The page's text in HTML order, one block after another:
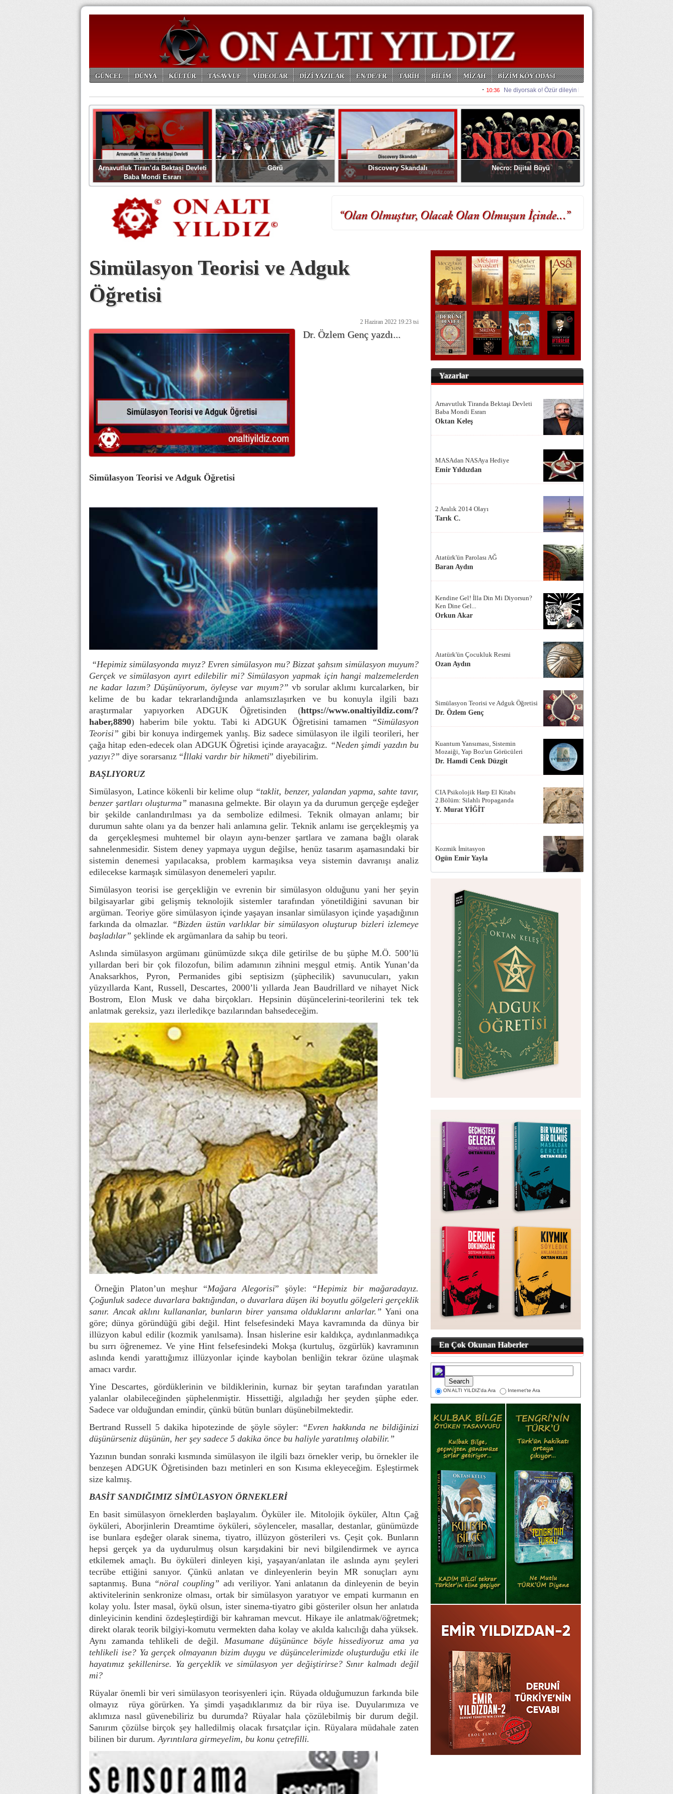
GÜNCEL DÜNYA KÜLTÜR TASAVVUF VİDEOLAR DİZİ YAZILAR EN/DE/FR TARİH BİLİM MİZAH
BİZİM KÖY ODASI
Arnavutluk Tiran’da Bektaşi Devleti
Baba Mondi Esrarı
Görü Discovery Skandalı Necro: Dijital Büyü
Simülasyon Teorisi ve Adguk
Öğretisi
2 Haziran 2022 19:23 tsi
Dr. Özlem Genç yazdı...
Simülasyon Teorisi ve Adguk Öğretisi
“Hepimiz simülasyonda mıyız? Evren simülasyon mu? Bizzat şahsım simülasyon muyum?
Gerçek ve simülasyon ayırt edilebilir mi? Simülasyon yapmak için hangi malzemelerden
ne kadar lazım? Düşünüyorum, öyleyse var mıyım?” vb sorular aklımı kurcalarken, bir
kelime de bu kadar tekrarlandığında anlamsızlaşırken ve bu konuyla ilgili bazı
araştırmalar yapıyorken ADGUK Öğretisinden (https://www.onaltiyildiz.com/?
haber,8890) haberim bile yoktu. Tabi ki ADGUK Öğretisini tamamen “Simülasyon
Teorisi” gibi bir konuya indirgemek yanlış. Biz sadece simülasyon ile ilgili teorileri, her
çağa hitap eden-edecek olan ADGUK Öğretisi içinde arayacağız. “Neden şimdi yazdın bu
yazıyı?” diye sorarsanız “İllaki vardır bir hikmeti” diyebilirim.
BAŞLIYORUZ
Simülasyon, Latince kökenli bir kelime olup “taklit, benzer, yalandan yapma, sahte tavır,
benzer şartları oluşturma”manasına gelmekte. Bir olayın ya da durumun gerçeğe eşdeğer
bir şekilde canlandırılması ya da sembolize edilmesi. Teknik olmayan anlamı; bir
durumun sahte olanı ya da benzer hali anlamına gelir. Teknik anlamı ise gerçekleşmiş ya
da gerçekleşmesi muhtemel bir olayın aynı-benzer şartlara ve zamana bağlı olarak
sahnelenmesidir. Sistem deney yapmaya uygun değilse, henüz tasarım aşamasındaki bir
sistemin denemesi yapılacaksa, problem karmaşıksa veya sistemin davranışı analiz
edilecekse karmaşık simülasyon denemeleri yapılır.
Simülasyon teorisi ise gerçekliğin ve evrenin bir simülasyon olduğunu yani her şeyin
bilgisayarlar gibi gelişmiş teknolojik sistemler tarafından yönetildiğini savunan bir
argüman. Teoriye göre simülasyon içinde yaşayan insanlar simülasyon içinde yaşadığının
farkında da olmazlar. “Bizden üstün varlıklar bir simülasyon oluşturup bizleri izlemeye
başladılar” şeklinde ek argümanlara da sahip bu teori.
Aslında simülasyon argümanı günümüzde sıkça dile getirilse de bu şüphe M.Ö. 500’lü
yıllardan beri bir çok filozofun, bilim adamının zihnini meşgul etmiş. Antik Yunan’da
Anaksarkhos, Pyron, Permanides gibi septisizm (şüphecilik) savunucuları, yakın
yüzyıllarda Kant, Russell, Descartes, 2000’li yıllarda Jean Baudrillard ve nihayet Nick
Bostrom, Elon Musk ve daha birçokları. Hepsinin düşüncelerini-teorilerini tek tek
anlatmak gereksiz, yazı ilerledikçe bazılarından bahsedeceğim.
Örneğin Platon’un meşhur “Mağara Alegorisi” şöyle: “Hepimiz bir mağaradayız.
Çoğunluk sadece duvarlara baktığından, o duvarlara düşen iki boyutlu gölgeleri gerçeklik
sanır. Ancak aklını kullananlar, bunların birer yansıma olduklarını anlarlar.”Yani ona
göre; dünya göründüğü gibi değil. Hint felsefesindeki Maya kavramında da dünya bir
illüzyon kabul edilir (kozmik yanılsama). İnsan hislerine esir kaldıkça, aydınlanmadıkça
bu sırrı öğrenemez. Ve yine Hint felsefesindeki Mokşa (kurtuluş, özgürlük) kavramının
aslında kendi yarattığımız illüzyonlar içinde kaybolan benliğin tekrar özüne ulaşmak
amacı vardır.
Yine Descartes, gördüklerinin ve bildiklerinin, kurnaz bir şeytan tarafından yaratılan
yalanlar olabileceğinden şüphelenmiştir. Hissettiği, algıladığı her şeyden şüphe eder.
Sadece var olduğundan emindir, çünkü bütün bunları düşünebilmektedir.
Bertrand Russell 5 dakika hipotezinde de şöyle söyler: “Evren hakkında ne bildiğinizi
düşünürseniz düşünün, her şey sadece 5 dakika önce bu haliyle yaratılmış olabilir.”
Yazının bundan sonraki kısmında simülasyon ile ilgili bazı örnekler verip, bu örnekler ile
benzeşen ADGUK Öğretisinden bazı metinleri en son Kısıma ekleyeceğim. Eşleştirmek
size kalmış.
BASİT SANDIĞIMIZ SİMÜLASYON ÖRNEKLERİ
En basit simülasyon örneklerden başlayalım. Öyküler ile. Mitolojik öyküler, Altın Çağ
öyküleri, Aborjinlerin Dreamtime öyküleri, söylenceler, masallar, destanlar, günümüzde
ise bunlara eşdeğer olarak sinema, tiyatro, illüzyon gösterileri vs. Çeşit çok. Bunların
hepsi gerçek ya da uydurulmuş olsun karşıdakini bir nevi bilgilendirmek ve ayrıca
etkilemek amaçlı. Bu öyküleri dinleyen kişi, yaşayan/anlatan ile aslında aynı şeyleri
tecrübe ettiğini sanıyor. Çünkü anlatan ve dinleyenlerin beyin MR sonuçları aynı
saptanmış. Buna “nöral coupling” adı veriliyor. Yani anlatanın da dinleyenin de beyin
aktivitelerinin senkronize olması, ortak bir simülasyon yaratıyor ve empati kurmanın en
kolay yolu. İster masal, öykü olsun, ister sinema-tiyatro gibi gösteriler olsun her anlatıda
dinleyicinin kendini özdeşleştirdiği bir kahraman mevcut. Hikaye ile anlatmak/öğretmek;
direkt olarak teorik bilgiyi-komutu vermekten daha kolay ve akılda kalıcılığı daha yüksek.
Aynı zamanda tehlikeli de değil. Masumane düşününce böyle hissediyoruz ama ya
tehlikeli ise? Ya gerçek olmayanın bizim duygu ve düşüncelerimizde oluşturduğu etki ile
hayatımız şekillenirse. Ya gerçeklik ve simülasyon yer değiştirirse? Sınır kalmadı değil
mi?
Rüyalar önemli bir veri simülasyon teorisyenleri için. Rüyada olduğumuzun farkında bile
olmayız rüya görürken. Ya şimdi yaşadıklarımız da bir rüya ise. Duyularımıza ve
aklımıza nasıl güvenebiliriz bu durumda? Rüyalar hala çözülebilmiş bir durum değil.
Sanırım çözülse birçok şey halledilmiş olacak fırsatçılar için. Rüyalara müdahale zaten
bilinen bir durum. Ayrıntılara girmeyelim, bu konu çetrefilli.
Yazarlar
Arnavutluk Tiranda Bektaşi Devleti
Baba Mondi Esrarı
Oktan Keleş
MASAdan NASAya Hediye
Emir Yıldızdan
2 Aralık 2014 Olayı
Tarık C.
Atatürk'ün Parolası AĞ
Baran Aydın
Kendine Gel! İlla Din Mi Diyorsun?
Ken Dine Gel...
Orkun Akar
Atatürk'ün Çocukluk Resmi
Ozan Aydın
Simülasyon Teorisi ve Adguk Öğretisi
Dr. Özlem Genç
Kuantum Yansıması, Sistemin
Mozaiği, Yap Boz'un Görücüleri
Dr. Hamdi Cenk Düzgit
CIA Psikolojik Harp El Kitabı
2.Bölüm: Silahlı Propaganda
Y. Murat YİĞİT
Kozmik İmitasyon
Ogün Emir Yayla
En Çok Okunan Haberler
ON ALTI YILDIZ'da Ara Internet'te Ara